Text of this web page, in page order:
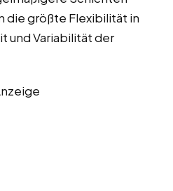
die größte Flexibilität in
und Variabilität der